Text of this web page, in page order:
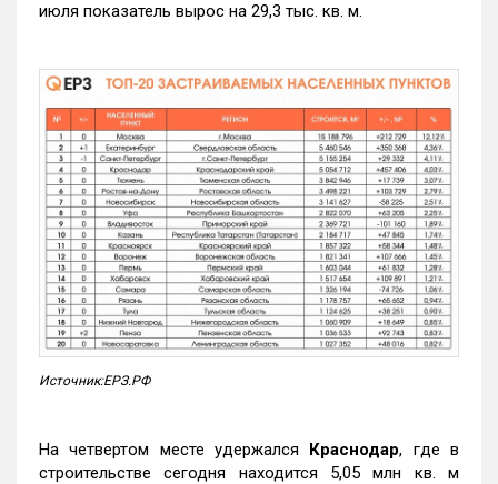
июля показатель вырос на 29,3 тыс. кв. м.
Источник:ЕРЗ.РФ
На четвертом месте удержался Краснодар, где в
строительстве сегодня находится 5,05 млн кв. м